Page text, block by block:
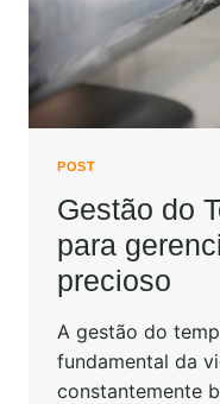
POST
Gestão do
para
precioso
A gestão do
fundamental da
constantemente